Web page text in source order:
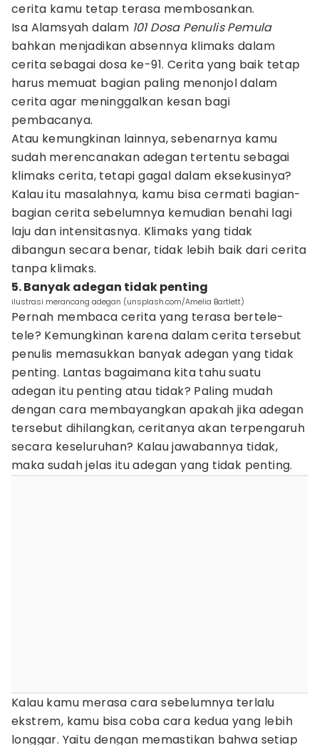
cerita kamu tetap terasa membosankan.
Isa Alamsyah dalam 101 Dosa Penulis Pemula
bahkan menjadikan absennya klimaks dalam
cerita sebagai dosa ke-91. Cerita yang baik tetap
harus memuat bagian paling menonjol dalam
cerita agar meninggalkan kesan bagi
pembacanya.
Atau kemungkinan lainnya, sebenarnya kamu
sudah merencanakan adegan tertentu sebagai
klimaks cerita, tetapi gagal dalam eksekusinya?
Kalau itu masalahnya, kamu bisa cermati bagian-
bagian cerita sebelumnya kemudian benahi lagi
laju dan intensitasnya. Klimaks yang tidak
dibangun secara benar, tidak lebih baik dari cerita
tanpa klimaks.
5. Banyak adegan tidak penting
ilustrasi merancang adegan (unsplash.com/Amelia Bartlett)
Pernah membaca cerita yang terasa bertele-
tele? Kemungkinan karena dalam cerita tersebut
penulis memasukkan banyak adegan yang tidak
penting. Lantas bagaimana kita tahu suatu
adegan itu penting atau tidak? Paling mudah
dengan cara membayangkan apakah jika adegan
tersebut dihilangkan, ceritanya akan terpengaruh
secara keseluruhan? Kalau jawabannya tidak,
maka sudah jelas itu adegan yang tidak penting.
Kalau kamu merasa cara sebelumnya terlalu
ekstrem, kamu bisa coba cara kedua yang lebih
longgar. Yaitu dengan memastikan bahwa setiap